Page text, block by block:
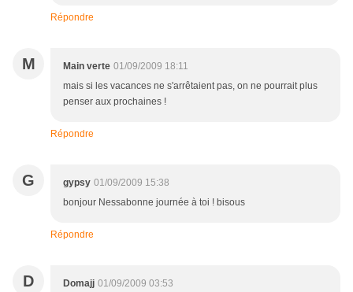
Répondre
M Main verte 01/09/2009 18:11
mais si les vacances ne s'arrêtaient pas, on ne pourrait plus
penser aux prochaines !
Répondre
G gypsy 01/09/2009 15:38
bonjour Nessabonne journée à toi ! bisous
Répondre
D Domajj 01/09/2009 03:53